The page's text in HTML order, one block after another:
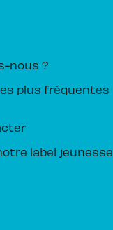
nous ?
plus fréquentes
label jeunesse